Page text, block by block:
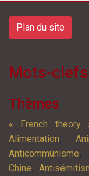
Plan du site
Mots-clefs
Thèmes
« French theory
Alimentation,
Anticommunisme,
Chine,